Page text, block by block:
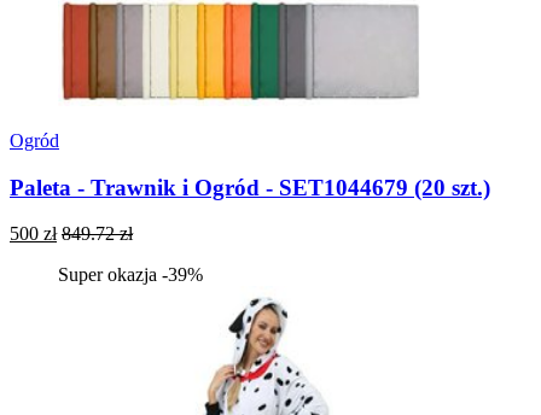
Ogród
Paleta - Trawnik i Ogród - SET1044679 (20 szt.)
500 zł 849.72 zł
Super okazja -39%